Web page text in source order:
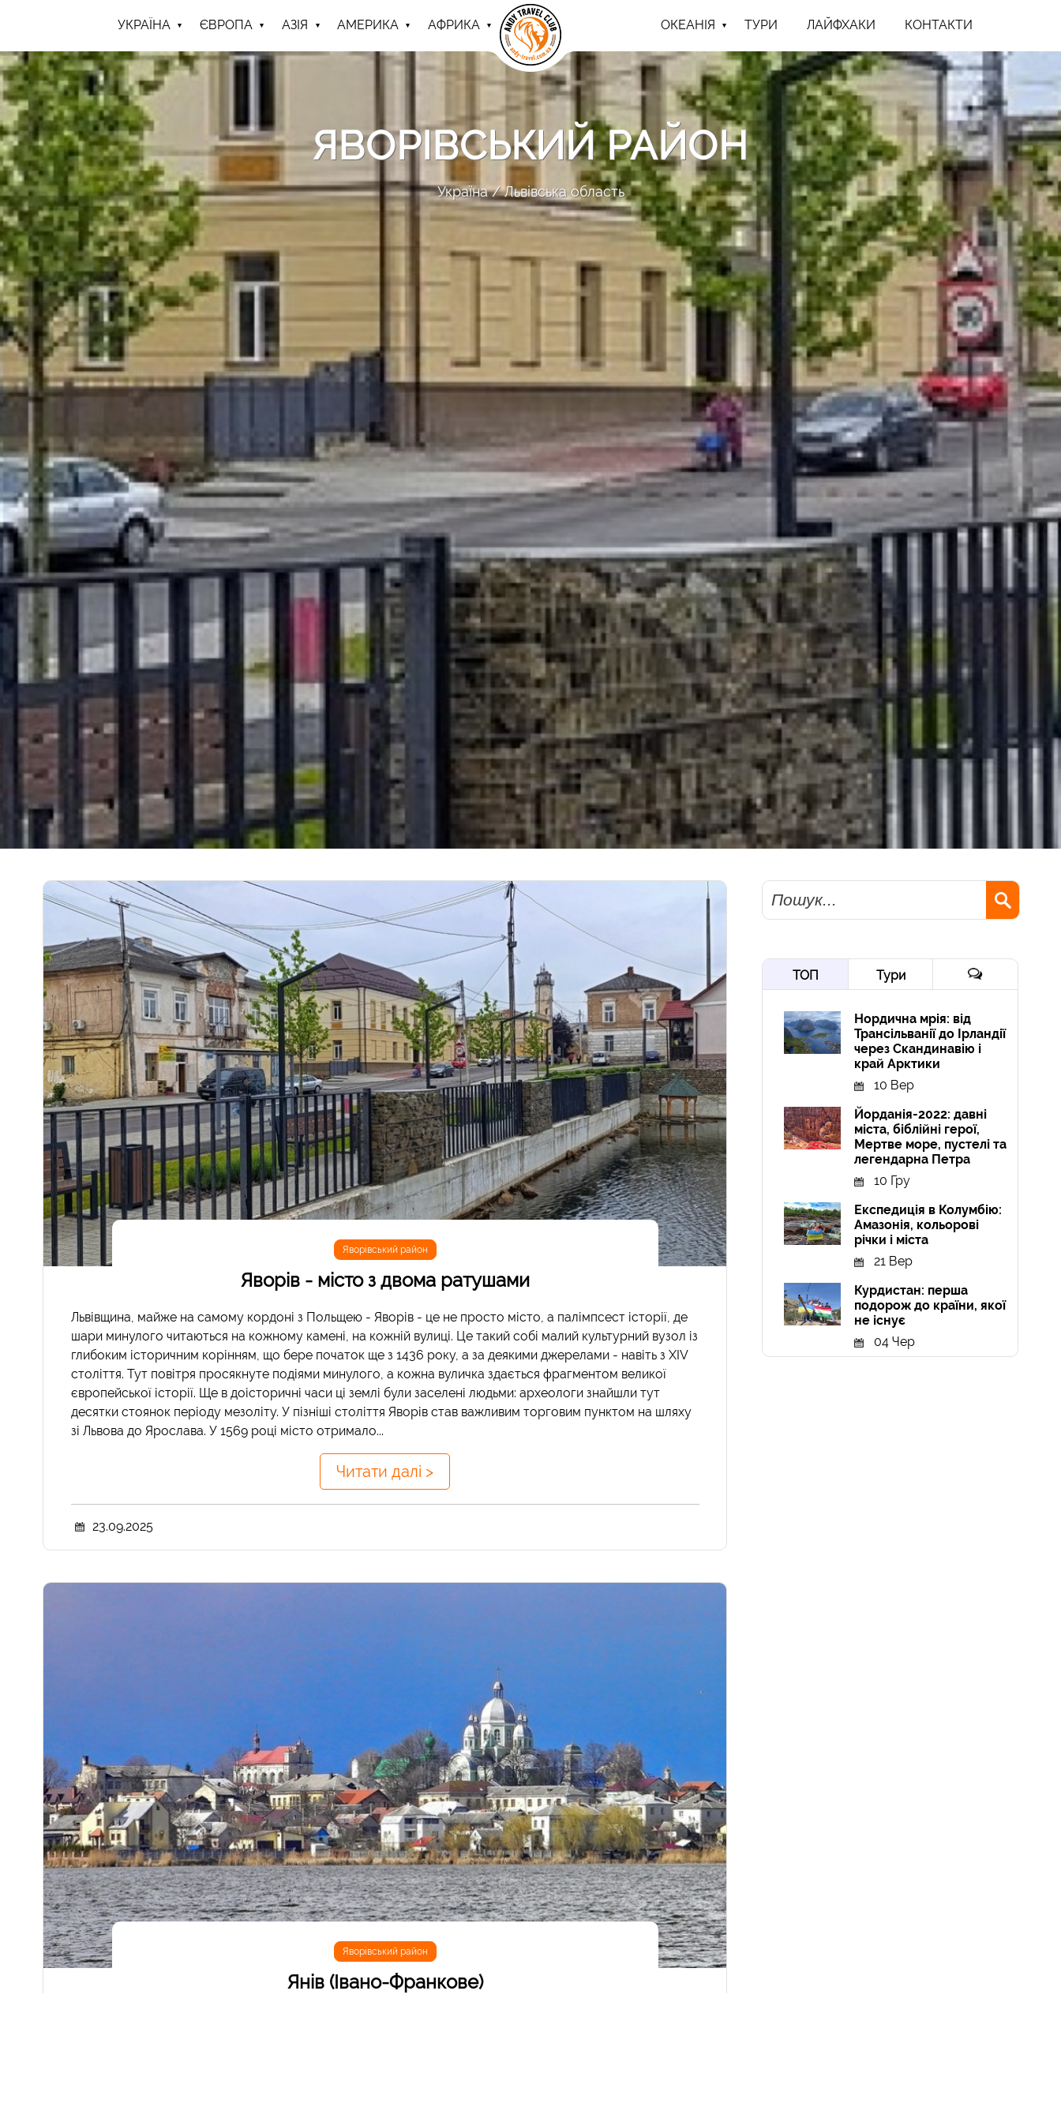
УКРАЇНА ЄВРОПА АЗІЯ АМЕРИКА АФРИКА ОКЕАНІЯ ТУРИ ЛАЙФХАКИ КОНТАКТИ
ЯВОРІВСЬКИЙ РАЙОН
Україна Львівська область
Яворівський район
Яворів - місто з двома ратушами
Львівщина, майже на самому кордоні з Польщею - Яворів - це не просто місто, а палімпсест історії, де
шари минулого читаються на кожному камені, на кожній вулиці. Це такий собі малий культурний вузол із
глибоким історичним корінням, що бере початок ще з 1436 року, а за деякими джерелами - навіть з XIV
століття. Тут повітря просякнуте подіями минулого, а кожна вуличка здається фрагментом великої
європейської історії. Ще в доісторичні часи ці землі були заселені людьми: археологи знайшли тут
десятки стоянок періоду мезоліту. У пізніші століття Яворів став важливим торговим пунктом на шляху
зі Львова до Ярослава. У 1569 році місто отримало...
Читати далі >
23.09.2025
Яворівський район
Янів (Івано-Франкове)
Пошук
ТОП Тури
Нордична мрія: від
Трансільванії до Ірландії
через Скандинавію і
край Арктики
10 Вер
Йорданія-2022: давні
міста, біблійні герої,
Мертве море, пустелі та
легендарна Петра
10 Гру
Експедиція в Колумбію:
Амазонія, кольорові
річки і міста
21 Вер
Курдистан: перша
подорож до країни, якої
не існує
04 Чер